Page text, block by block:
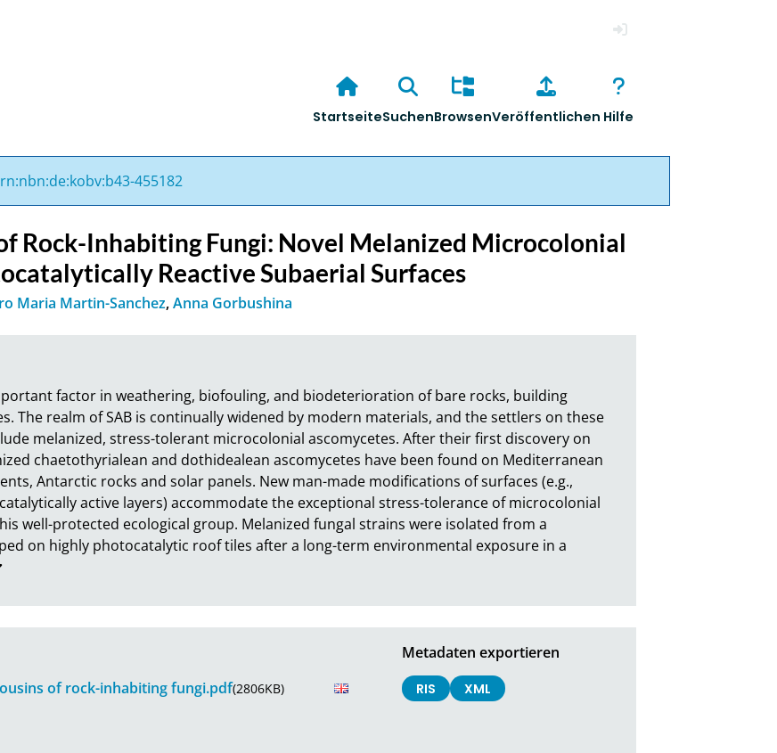
StartseiteSuchenBrowsenVeröffentlichen Hilfe
455182
Rock-Inhabiting Fungi: Novel Melanized Microcolonial
Reactive Subaerial Surfaces
Maria Martin-Sanchez,Anna Gorbushina
factor in weathering, biofouling, and biodeterioration of bare rocks, building
The realm of SAB is continually widened by modern materials, and the settlers on these
melanized, stress-tolerant microcolonial ascomycetes. After their first discovery on
chaetothyrialean and dothidealean ascomycetes have been found on Mediterranean
Antarctic rocks and solar panels. New man-made modifications of surfaces (e.g.,
active layers) accommodate the exceptional stress-tolerance of microcolonial
well-protected ecological group. Melanized fungal strains were isolated from a
on highly photocatalytic roof tiles after a long-term environmental exposure in a
of rock-inhabiting fungi.pdf(2806KB)
Metadaten exportieren
RIS XML